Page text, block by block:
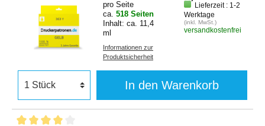
pro Seite
ca. 518 Seiten
Inhalt: ca. 11,4
ml
Informationen zur
Produktsicherheit
Lieferzeit : 1-2
Werktage
(inkl. MwSt.)
versandkostenfrei
In den Warenkorb